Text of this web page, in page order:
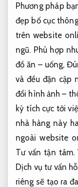
Phương pháp
đẹp bố cục
trên website
ngũ. Phù hợp
đồ ăn – uống,
và đều đặn cập
đổi hình ảnh –
kỳ tích cực tới
nhà hàng này
ngoài website
Tư vấn tận tâm.
Dịch vụ tư vấn
riêng sẽ tạo ra